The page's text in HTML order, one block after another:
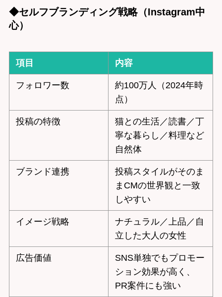
◆セルフブランディング戦略（Instagram中
心）
項目 内容
フォロワー数
約100万人（2024年時
点）
投稿の特徴
猫との生活／読書／丁
寧な暮らし／料理など
自然体
ブランド連携
投稿スタイルがそのま
まCMの世界観と一致
しやすい
イメージ戦略
ナチュラル／上品／自
立した大人の女性
広告価値
SNS単独でもプロモー
ション効果が高く、
PR案件にも強い